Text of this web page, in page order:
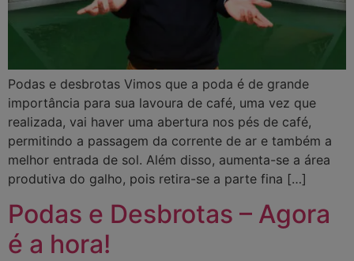
Podas e desbrotas Vimos que a poda é de grande
importância para sua lavoura de café, uma vez que
realizada, vai haver uma abertura nos pés de café,
permitindo a passagem da corrente de ar e também a
melhor entrada de sol. Além disso, aumenta-se a área
produtiva do galho, pois retira-se a parte fina […]
Podas e Desbrotas – Agora
é a hora!